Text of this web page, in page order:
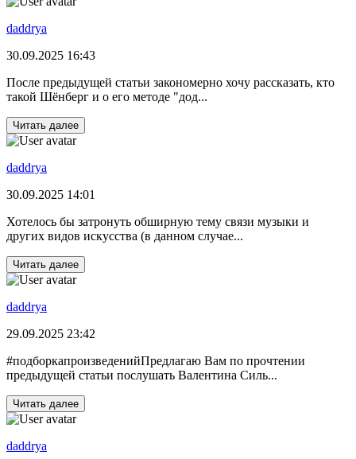
daddrya
30.09.2025 16:43
После предыдущей статьи закономерно хочу рассказать, кто
такой Шёнберг и о его методе "дод...
Читать далее
daddrya
30.09.2025 14:01
Хотелось бы затронуть обширную тему связи музыки и
других видов искусства (в данном случае...
Читать далее
daddrya
29.09.2025 23:42
#подборкапроизведенийПредлагаю Вам по прочтении
предыдущей статьи послушать Валентина Силь...
Читать далее
daddrya